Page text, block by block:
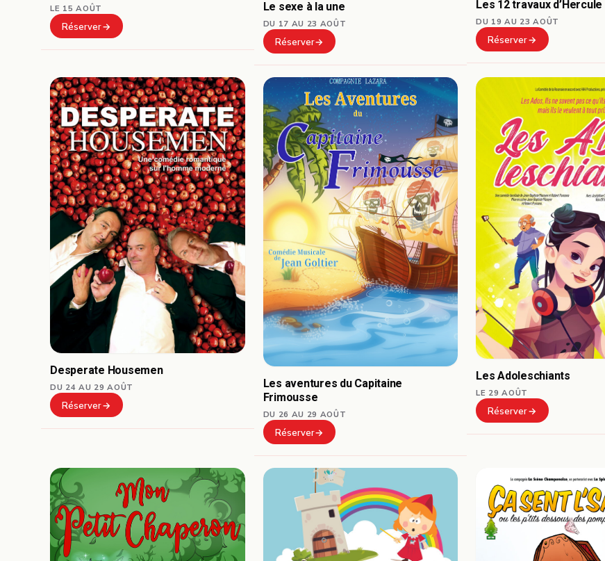
LE 15 AOÛT
Réserver
Le sexe à la une
DU 17 AU 23 AOÛT
Réserver
Les 12 travaux d’Hercule
DU 19 AU 23 AOÛT
Réserver
Desperate Housemen
DU 24 AU 29 AOÛT
Réserver
Les aventures du Capitaine
Frimousse
DU 26 AU 29 AOÛT
Réserver
Les Adoleschiants
LE 29 AOÛT
Réserver